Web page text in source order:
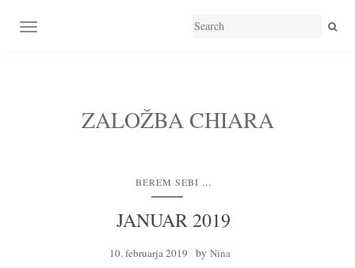
TOGGLE NAVIGATION
ZALOŽBA CHIARA
BEREM SEBI ...
JANUAR 2019
10. februarja 2019 by Nina